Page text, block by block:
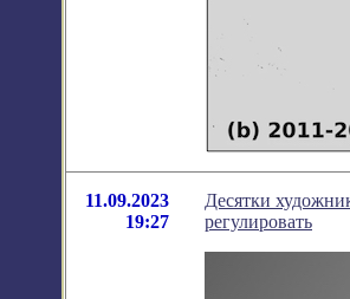
11.09.2023
19:27
Десятки
регулировать